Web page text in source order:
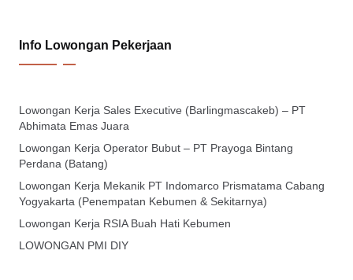
Info Lowongan Pekerjaan
Lowongan Kerja Sales Executive (Barlingmascakeb) – PT
Abhimata Emas Juara
Lowongan Kerja Operator Bubut – PT Prayoga Bintang
Perdana (Batang)
Lowongan Kerja Mekanik PT Indomarco Prismatama Cabang
Yogyakarta (Penempatan Kebumen & Sekitarnya)
Lowongan Kerja RSIA Buah Hati Kebumen
LOWONGAN PMI DIY